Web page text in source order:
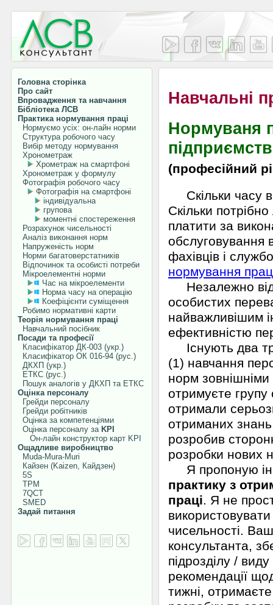
Головна сторінка
Про сайт
Впровадження та навчання
Бібліотека ЛСВ
Практика нормування праці
Нормуємо усіх: он-лайн норми
Структура робочого часу
Вибір методу нормування
Хронометраж
Хрометраж на смартфоні
Хронометраж у формулу
Фотографія робочого часу
Фотографія на смартфоні
індивідуальна
групова
моментні спостереження
Розрахунок чисельності
Аналіз виконання норм
Напруженість норм
Норми багатоверстатників
Відпочинок та особисті потреби
Мікроелементні норми
Час на мікроелементи
Норма часу на операцію
Коефіцієнти суміщення
Робимо нормативні карти
Теорія нормування праці
Навчальний посібник
Посади та професії
Класифікатор ДК-003 (укр.)
Класифікатор ОК 016-94 (рус.)
ДКХП (укр.)
ЕТКС (рус.)
Пошук аналогів у ДКХП та ЕТКС
Оцінка персоналу
Грейди персоналу
Грейди робітників
Оцінка за компетенціями
Оцінка персоналу за KPI
Он-лайн конструктор карт KPI
Ощадливе виробництво
Muda-Mura-Muri
Кайзен (Kaizen, Кайдзен)
5S
TPM
7QCT
SMED
Задай питання
Навчальні
Нормуваня
(професійний
Скільки часу
Скільки
платити за
обслуговування
фахівців і
нормування
Незалежно від
особистих
найважливішим
ефективністю
Існують два
(1) навчання
норм
отримуєте групу
отримали
отриманих
розробив
розробки нових
Я пропоную
практику з
праці. Я не
чисельності.
консультанта,
підрозділу /
рекомендації
тижні,